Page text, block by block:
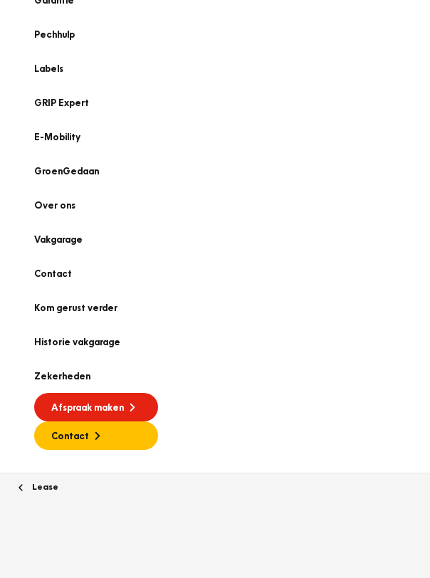
Pechhulp
Labels
GRIP Expert
E-Mobility
GroenGedaan
Over ons
Vakgarage
Contact
Kom gerust verder
Historie vakgarage
Zekerheden
Afspraak maken
Contact
Lease